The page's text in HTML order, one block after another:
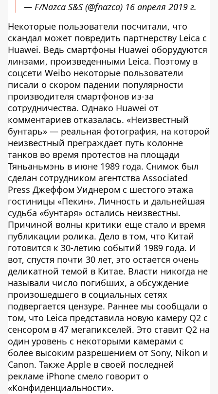
— F/Nazca S&S (@fnazca) 16 апреля 2019 г.
Некоторые пользователи посчитали, что
скандал может повредить партнерству Leica с
Huawei. Ведь смартфоны Huawei оборудуются
линзами, произведенными Leica. Поэтому в
соцсети Weibo некоторые пользователи
писали о скором падении популярности
производителя смартфонов из-за
сотрудничества. Однако Huawei от
комментариев отказалась. «Неизвестный
бунтарь» — реальная фотография, на которой
неизвестный преграждает путь колонне
танков во время протестов на площади
Тяньаньмэнь в июне 1989 года. Снимок был
сделан сотрудником агентства Associated
Press Джеффом Уиднером с шестого этажа
гостиницы «Пекин». Личность и дальнейшая
судьба «бунтаря» остались неизвестны.
Причиной волны критики еще стало и время
публикации ролика. Дело в том, что Китай
готовится к 30-летию событий 1989 года. И
вот, спустя почти 30 лет, это остается очень
деликатной темой в Китае. Власти никогда не
называли число погибших, а обсуждение
произошедшего в социальных сетях
подвергается цензуре. Раннее мы сообщали о
том, что Leica представила новую камеру Q2 с
сенсором в 47 мегапикселей. Это ставит Q2 на
один уровень с некоторыми камерами с
более высоким разрешением от Sony, Nikon и
Canon. Также Apple в своей последней
рекламе iPhone смело говорит о
«Конфиденциальности».